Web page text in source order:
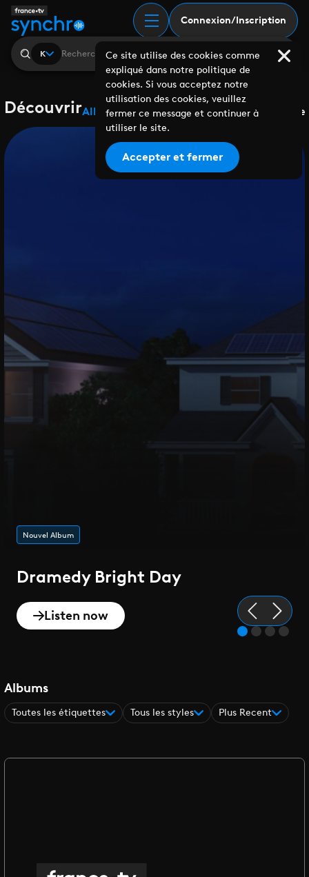
Connexion/Inscription
K
DécouvrirAlbumsPlaylistsCollaborationsLabels Genre
Nouvel Album
Dramedy Bright Day
Listen now
Albums
Toutes les étiquettes Tous les styles Plus Recent
Ce site utilise des cookies comme
expliqué dans notre politique de
cookies. Si vous acceptez notre
utilisation des cookies, veuillez
fermer ce message et continuer à
utiliser le site.
Accepter et fermer